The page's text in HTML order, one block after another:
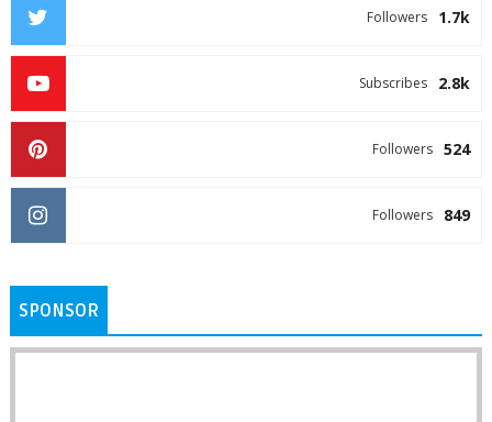
1.7k
Followers
2.8k
Subscribes
524
Followers
849
Followers
SPONSOR